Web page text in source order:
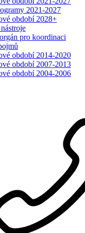
2021-2027
období 2028+
pro koordinaci
období 2014-2020
období 2007-2013
období 2004-2006